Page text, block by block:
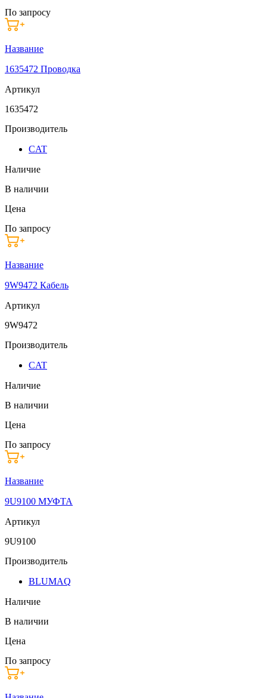
По запросу
Название
1635472 Проводка
Артикул
1635472
Производитель
CAT
Наличие
В наличии
Цена
По запросу
Название
9W9472 Кабель
Артикул
9W9472
Производитель
CAT
Наличие
В наличии
Цена
По запросу
Название
9U9100 МУФТА
Артикул
9U9100
Производитель
BLUMAQ
Наличие
В наличии
Цена
По запросу